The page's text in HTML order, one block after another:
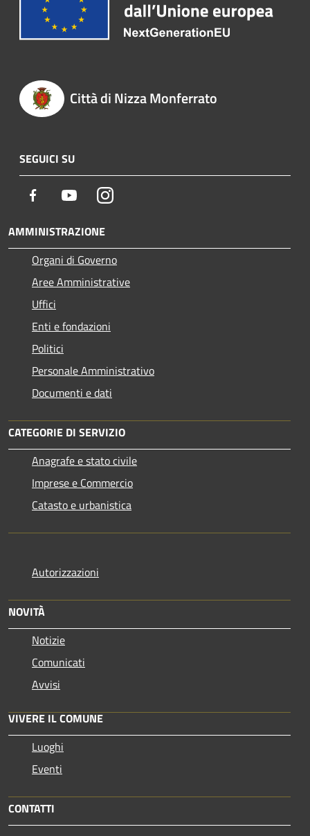
Città di Nizza Monferrato
SEGUICI SU
Facebook YoutubeInstagram
AMMINISTRAZIONE
Organi di Governo
Aree Amministrative
Uffici
Enti e fondazioni
Politici
Personale Amministrativo
Documenti e dati
CATEGORIE DI SERVIZIO
Anagrafe e stato civile
Imprese e Commercio
Catasto e urbanistica
Autorizzazioni
NOVITÀ
Notizie
Comunicati
Avvisi
VIVERE IL COMUNE
Luoghi
Eventi
CONTATTI